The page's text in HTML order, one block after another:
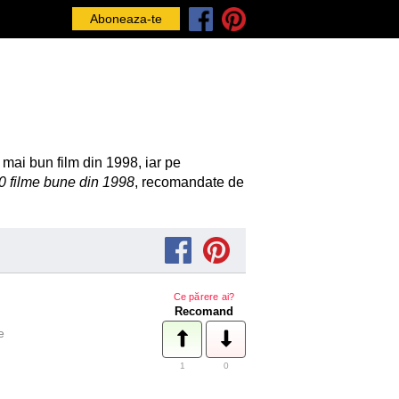
Aboneaza-te
bun film din 1998, iar pe
filme bune din 1998, recomandate de
Ce părere ai?
Recomand
1 0